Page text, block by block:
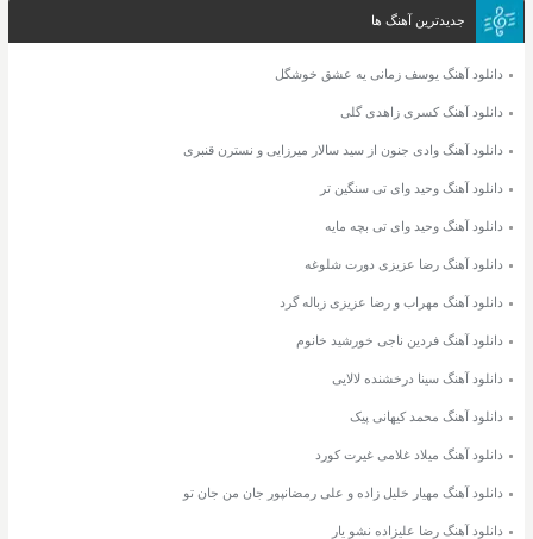
جدیدترین آهنگ ها
دانلود آهنگ یوسف زمانی یه عشق خوشگل
دانلود آهنگ کسری زاهدی گلی
دانلود آهنگ وادی جنون از سید سالار میرزایی و نسترن قنبری
دانلود آهنگ وحید وای تی سنگین تر
دانلود آهنگ وحید وای تی بچه مایه
دانلود آهنگ رضا عزیزی دورت شلوغه
دانلود آهنگ مهراب و رضا عزیزی زباله گرد
دانلود آهنگ فردین ناجی خورشید خانوم
دانلود آهنگ سینا درخشنده لالایی
دانلود آهنگ محمد کیهانی پیک
دانلود آهنگ میلاد غلامی غیرت کورد
دانلود آهنگ مهیار خلیل زاده و علی رمضانپور جان من جان تو
دانلود آهنگ رضا علیزاده نشو یار